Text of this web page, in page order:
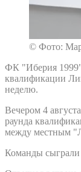
© Фото:
ФК "Иберия 1999"
квалификации
неделю.
Вечером 4
раунда
между местным
Команды